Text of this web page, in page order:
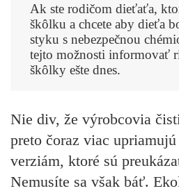
Ak ste rodičom dieťaťa,
škôlku a chcete aby dieťa
styku s nebezpečnou
tejto možnosti informovať
škôlky ešte dnes.
Nie div, že výrobcovia
preto čoraz viac
verziám, ktoré sú
Nemusíte sa však báť.